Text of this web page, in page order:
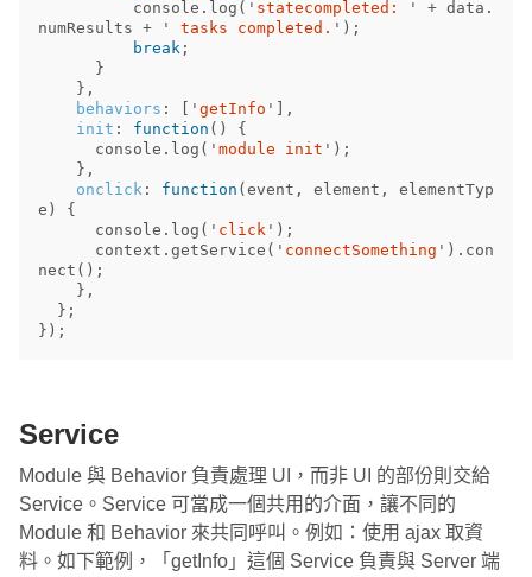
console . log ( ' statecompleted: ' + data .
numResults + ' tasks completed. ' );
break ;
}
},
behaviors : ' getInfo '
],
init : function ()
{
console . log ( ' module init ' );
},
onclick : function ( event , element ,
elementTyp
e )
{
console . log ( ' click ' );
context . getService ( ' connectSomething ' ). con
nect ();
},
};
});
Service
Module 與 Behavior 負責處理 UI，而非 UI 的部份則交給
Service。Service 可當成一個共用的介面，讓不同的
Module 和 Behavior 來共同呼叫。例如：使用 ajax 取資
料。如下範例，「getInfo」這個 Service 負責與 Server 端